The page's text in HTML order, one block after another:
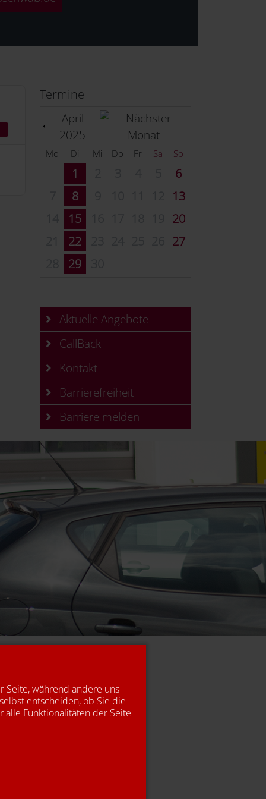
Termine
April
2025
Mo Di Mi Do Fr Sa So
1
6
8
13
15
20
22
27
29
Aktuelle Angebote
CallBack
Kontakt
Barrierefreiheit
Barriere melden
Seite, während andere uns
entscheiden, ob Sie die
alle Funktionalitäten der Seite